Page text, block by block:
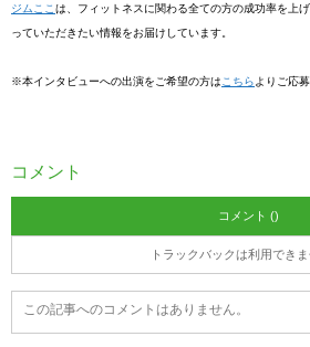
ジムここ は、フィットネスに関わる全ての方の成功率を上
っていただきたい情報をお届けしています。
※本インタビューへの出演をご希望の方は こちら よりご応
コメント
コメント ()
トラックバックは利用できま
この記事へのコメントはありません。